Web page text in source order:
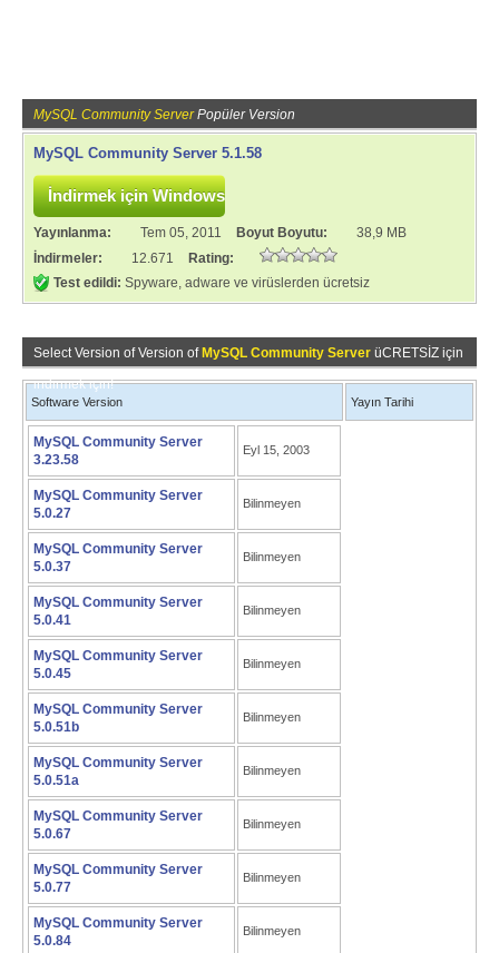
MySQL Community ServerPopüler Version
MySQL Community Server 5.1.58
Yayınlanma: Tem 05, 2011 Boyut Boyutu:
38,9 MB
İndirmeler:
12.671
Rating:
Test edildi: Spyware, adware ve virüslerden ücretsiz
Select Version of Version of MySQL Community Server üCRETSİZ için
indirmek için!
Software Version Yayın Tarihi
MySQL Community Server
3.23.58
Eyl 15, 2003
MySQL Community Server
5.0.27
Bilinmeyen
MySQL Community Server
5.0.37
Bilinmeyen
MySQL Community Server
5.0.41
Bilinmeyen
MySQL Community Server
5.0.45
Bilinmeyen
MySQL Community Server
5.0.51b
Bilinmeyen
MySQL Community Server
5.0.51a
Bilinmeyen
MySQL Community Server
5.0.67
Bilinmeyen
MySQL Community Server
5.0.77
Bilinmeyen
MySQL Community Server
5.0.84
Bilinmeyen